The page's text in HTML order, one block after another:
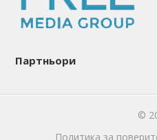
Партньори
©
Политика за